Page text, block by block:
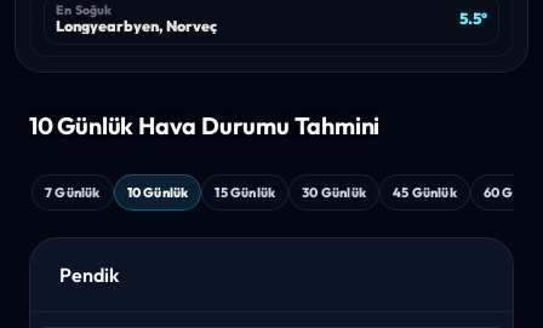
En Soğuk
Longyearbyen, Norveç 5.5°
10 Günlük Hava Durumu Tahmini
7 Günlük 10 Günlük 15 Günlük 30 Günlük 45 Günlük 60
Pendik